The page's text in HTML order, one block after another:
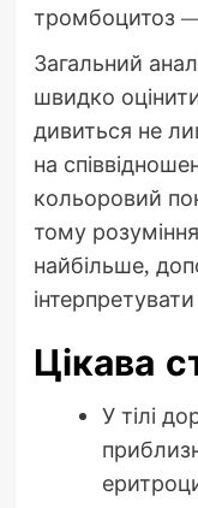
тромбоцитоз
Загальний
швидко
дивиться не
на
кольоровий
тому
найбільше,
Цікава
У тілі